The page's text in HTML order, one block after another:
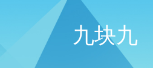
九块九